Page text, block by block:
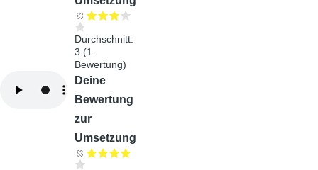
Durchschnitt:
3 (1
Bewertung)
Deine
Bewertung
zur
Umsetzung